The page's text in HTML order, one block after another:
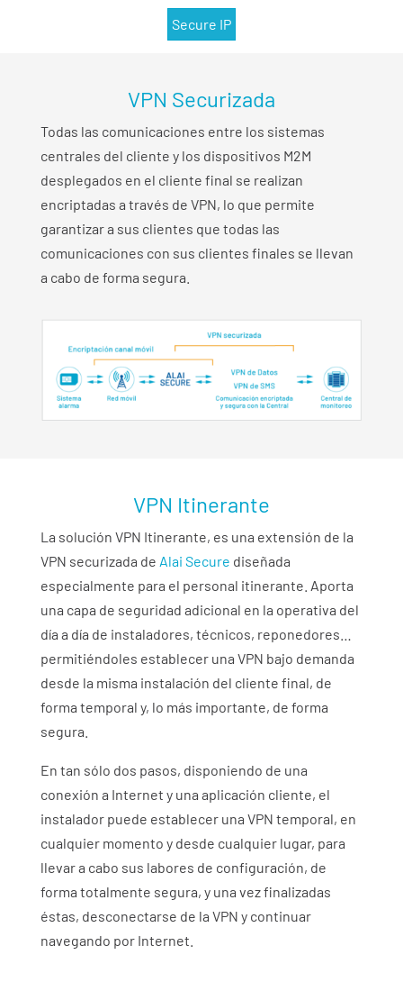
Secure IP
VPN Securizada
Todas las comunicaciones entre los sistemas
centrales del cliente y los dispositivos M2M
desplegados en el cliente final se realizan
encriptadas a través de VPN, lo que permite
garantizar a sus clientes que todas las
comunicaciones con sus clientes finales se llevan
a cabo de forma segura.
VPN Itinerante
​La solución VPN Itinerante, es una extensión de la
VPN securizada de Alai Secure diseñada
especialmente para el personal itinerante. Aporta
una capa de seguridad adicional en la operativa del
día a día de instaladores, técnicos, reponedores…
permitiéndoles establecer una VPN bajo demanda
desde la misma instalación del cliente final, de
forma temporal y, lo más importante, de forma
segura.
En tan sólo dos pasos, disponiendo de una
conexión a Internet y una aplicación cliente, el
instalador puede establecer una VPN temporal, en
cualquier momento y desde cualquier lugar, para
llevar a cabo sus labores de configuración, de
forma totalmente segura, y una vez finalizadas
éstas, desconectarse de la VPN y continuar
navegando por Internet.